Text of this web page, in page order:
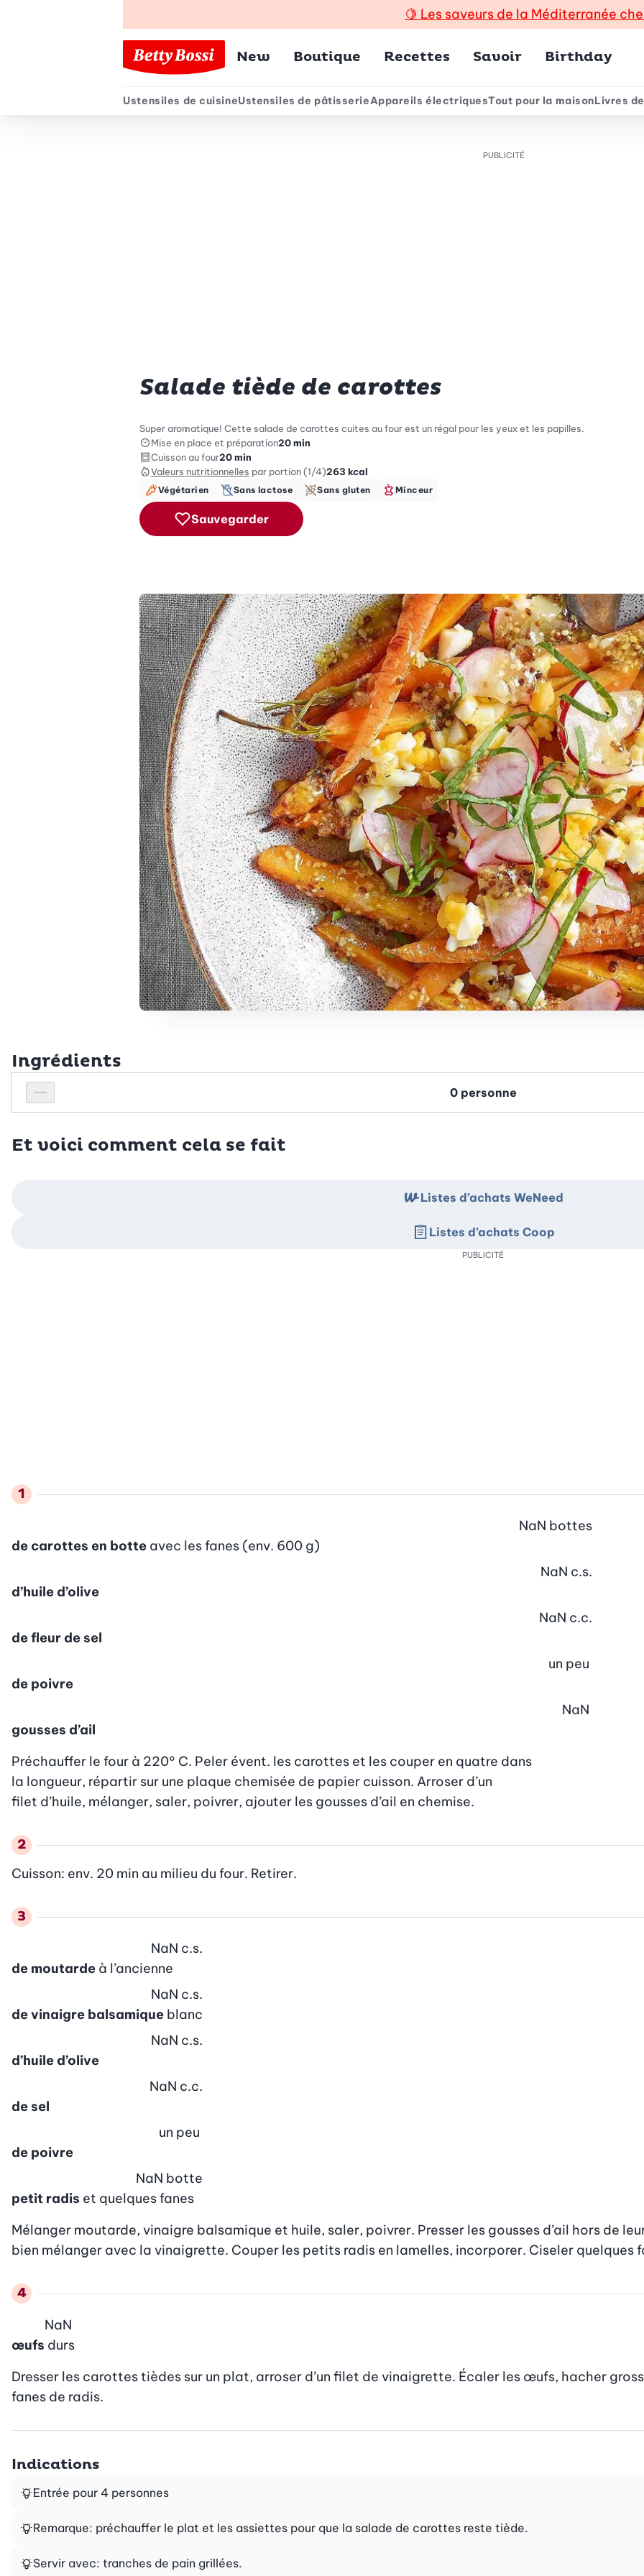
🍋 Les saveurs de la Méditerranée
Menu principal
New Boutique Recettes Savoir Birthday
Menu secondaire
Ustensiles de cuisineUstensiles de pâtisserieAppareils électriquesTout pour la maisonLivres
PUBLICITÉ
Salade tiède de carottes
Super aromatique! Cette salade de carottes cuites au four est un régal pour les yeux et les papilles.
Mise en place et préparation20 min
Cuisson au four20 min
Valeurs nutritionnelles par portion (1/4)263 kcal
Végétarien Sans lactose Sans gluten Minceur
Sauvegarder
Ingrédients
Réduire le nombre de personnes
Personnes
Et voici comment cela se fait
de carottes en botte avec les fanes (env. 600 g)
NaN bottes
d’huile d’olive
NaN c.s.
de fleur de sel
NaN c.c.
de poivre
un peu
gousses d’ail
NaN
Préchauffer le four à 220° C. Peler évent. les carottes et les couper en quatre dans
la longueur, répartir sur une plaque chemisée de papier cuisson. Arroser d’un
filet d’huile, mélanger, saler, poivrer, ajouter les gousses d’ail en chemise.
Cuisson: env. 20 min au milieu du four. Retirer.
de moutarde à l’ancienne
NaN c.s.
de vinaigre balsamique blanc
NaN c.s.
d’huile d’olive
NaN c.s.
de sel
NaN c.c.
de poivre
un peu
petit radis et quelques fanes
NaN botte
Mélanger moutarde, vinaigre balsamique et huile, saler, poivrer. Presser les gousses d’ail hors de
bien mélanger avec la vinaigrette. Couper les petits radis en lamelles, incorporer. Ciseler quelques
œufs durs
NaN
Dresser les carottes tièdes sur un plat, arroser d’un filet de vinaigrette. Écaler les œufs, hacher
fanes de radis.
Listes d’achats WeNeed
Listes d’achats Coop
PUBLICITÉ
Indications
Entrée pour 4 personnes
Remarque: préchauffer le plat et les assiettes pour que la salade de carottes reste tiède.
Servir avec: tranches de pain grillées.